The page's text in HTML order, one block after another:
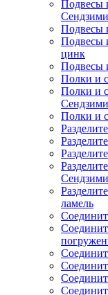
Подвесы
Подвесы
Подвесы
цинк
Подвесы
Полки и
Полки и
Полки и
ламель